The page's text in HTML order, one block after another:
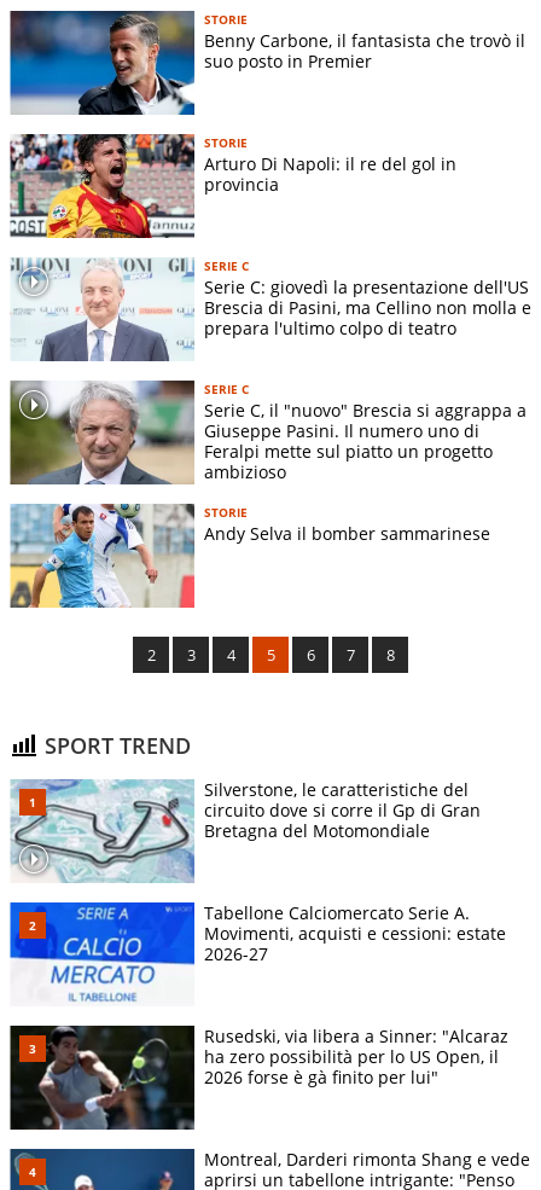
STORIE
Benny Carbone, il fantasista che trovò il
suo posto in Premier
STORIE
Arturo Di Napoli: il re del gol in
provincia
SERIE C
Serie C: giovedì la presentazione dell'US
Brescia di Pasini, ma Cellino non molla e
prepara l'ultimo colpo di teatro
SERIE C
Serie C, il "nuovo" Brescia si aggrappa a
Giuseppe Pasini. Il numero uno di
Feralpi mette sul piatto un progetto
ambizioso
STORIE
Andy Selva il bomber sammarinese
2 3 4 5 6 7 8
SPORT TREND
Silverstone, le caratteristiche del
circuito dove si corre il Gp di Gran
Bretagna del Motomondiale
Tabellone Calciomercato Serie A.
Movimenti, acquisti e cessioni: estate
2026-27
Rusedski, via libera a Sinner: "Alcaraz
ha zero possibilità per lo US Open, il
2026 forse è gà finito per lui"
Montreal, Darderi rimonta Shang e vede
aprirsi un tabellone intrigante: "Penso